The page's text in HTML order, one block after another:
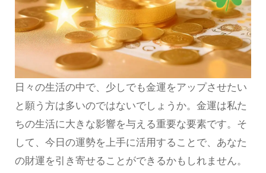
日々の生活の中で、少しでも金運をアップさせたい
と願う方は多いのではないでしょうか。金運は私た
ちの生活に大きな影響を与える重要な要素です。そ
して、今日の運勢を上手に活用することで、あなた
の財運を引き寄せることができるかもしれません。